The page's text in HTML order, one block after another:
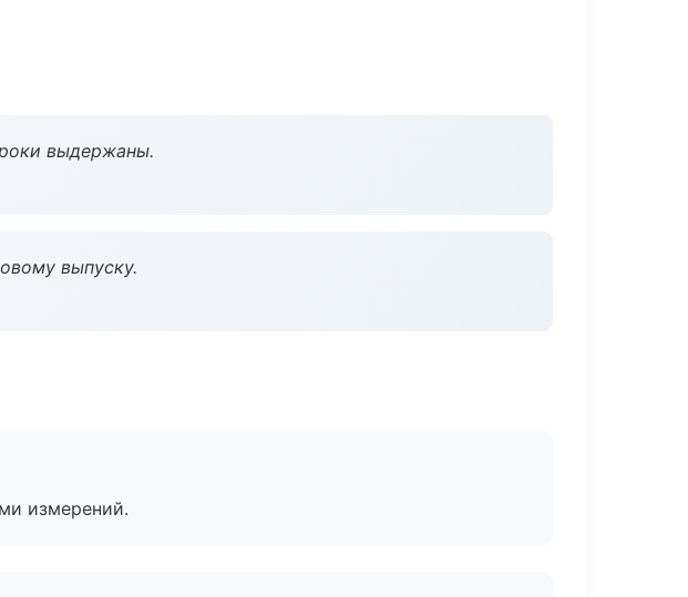
выдержаны.
выпуску.
измерений.